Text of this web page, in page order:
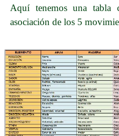
Aquí tenemos una tabla
asociación de los 5